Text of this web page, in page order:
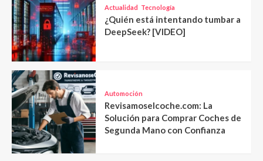
Actualidad Tecnología
¿Quién está intentando tumbar a
DeepSeek? [VIDEO]
Automoción
Revisamoselcoche.com: La
Solución para Comprar Coches de
Segunda Mano con Confianza